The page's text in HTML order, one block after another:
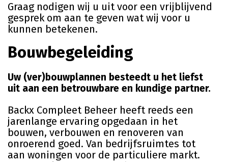
Graag nodigen wij u uit voor een vrijblijvend
gesprek om aan te geven wat wij voor u
kunnen betekenen.
Bouwbegeleiding
Uw (ver)bouwplannen besteedt u het liefst
uit aan een betrouwbare en kundige partner.
Backx Compleet Beheer heeft reeds een
jarenlange ervaring opgedaan in het
bouwen, verbouwen en renoveren van
onroerend goed. Van bedrijfsruimtes tot
aan woningen voor de particuliere markt.